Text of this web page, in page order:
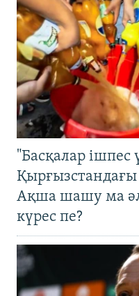
"Басқалар ішпес
Қырғызстандағы
Ақша шашу ма
күрес пе?